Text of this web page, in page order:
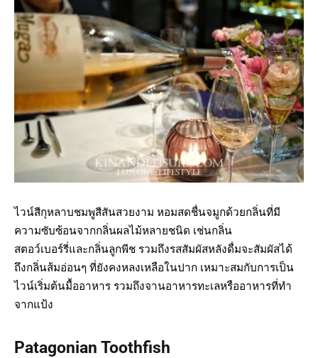
ไวน์สีกุหลาบชมพูสีสันสวยงาม หอมสดชื่นจมูกด้วยกลิ่นที่มี
ความซับซ้อนจากกลิ่นผลไม้หลายชนิด เช่นกลิ่น
สตอว์เบอร์รี่และกลิ่นลูกพีช รวมถึงรสสัมผัสหลังดื่มจะสัมผัสได้
ถึงกลิ่นส้มอ่อนๆ ที่ยังคงหลงเหลือในปาก เหมาะสมกับการเป็น
ไวน์เริ่มต้นมื้ออาหาร รวมถึงจานอาหารทะเลหรืออาหารที่ทำ
จากแป้ง
Patagonian Toothfish